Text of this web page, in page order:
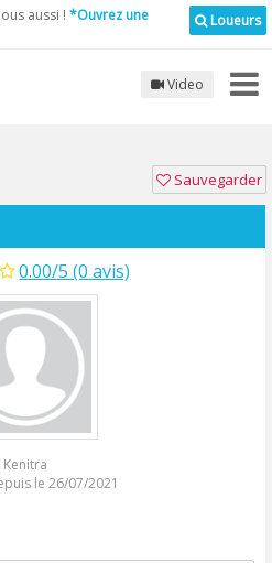
Loueurs
aussi ! *Ouvrez une
Video
Sauvegarder
0.00/5 (0 avis)
Kenitra
le 26/07/2021